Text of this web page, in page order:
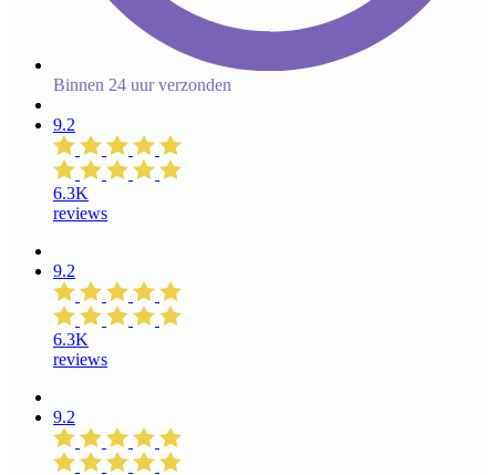
Binnen 24 uur verzonden
9.2
6.3K
reviews
9.2
6.3K
reviews
9.2